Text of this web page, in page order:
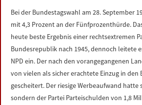
Bei der Bundestagswahl am 28. September
mit 4,3 Prozent an der Fünfprozenthürde.
heute beste Ergebnis einer rechtsextremen
Bundesrepublik nach 1945, dennoch leitete
NPD ein. Der nach den vorangegangenen
von vielen als sicher erachtete Einzug in den
gescheitert. Der riesige Werbeaufwand hatte
sondern der Partei Parteischulden von 1,8